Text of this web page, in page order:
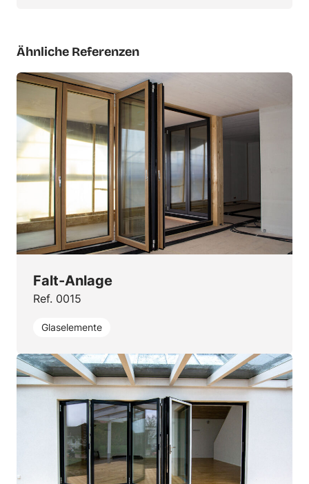
Ähnliche Referenzen
Falt-Anlage
Ref. 0015
Glaselemente